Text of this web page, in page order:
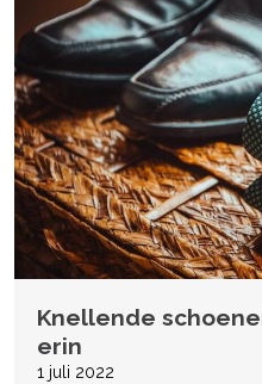
Knellende
erin
1 juli 2022